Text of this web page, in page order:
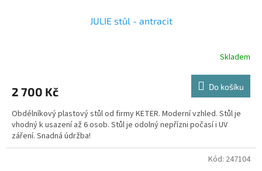
JULIE stůl - antracit
Skladem
2 700 Kč Do košíku
Obdélníkový plastový stůl od firmy KETER. Moderní vzhled. Stůl je
vhodný k usazení až 6 osob. Stůl je odolný nepřízni počasí i UV
záření. Snadná údržba!
Kód: 247104